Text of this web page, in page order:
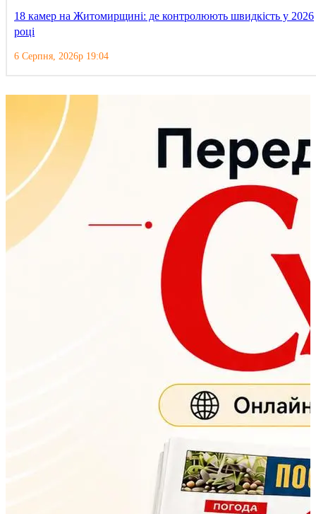
18 камер на Житомирщині: де контролюють швидкість у 2026
році
6 Серпня, 2026р 19:04